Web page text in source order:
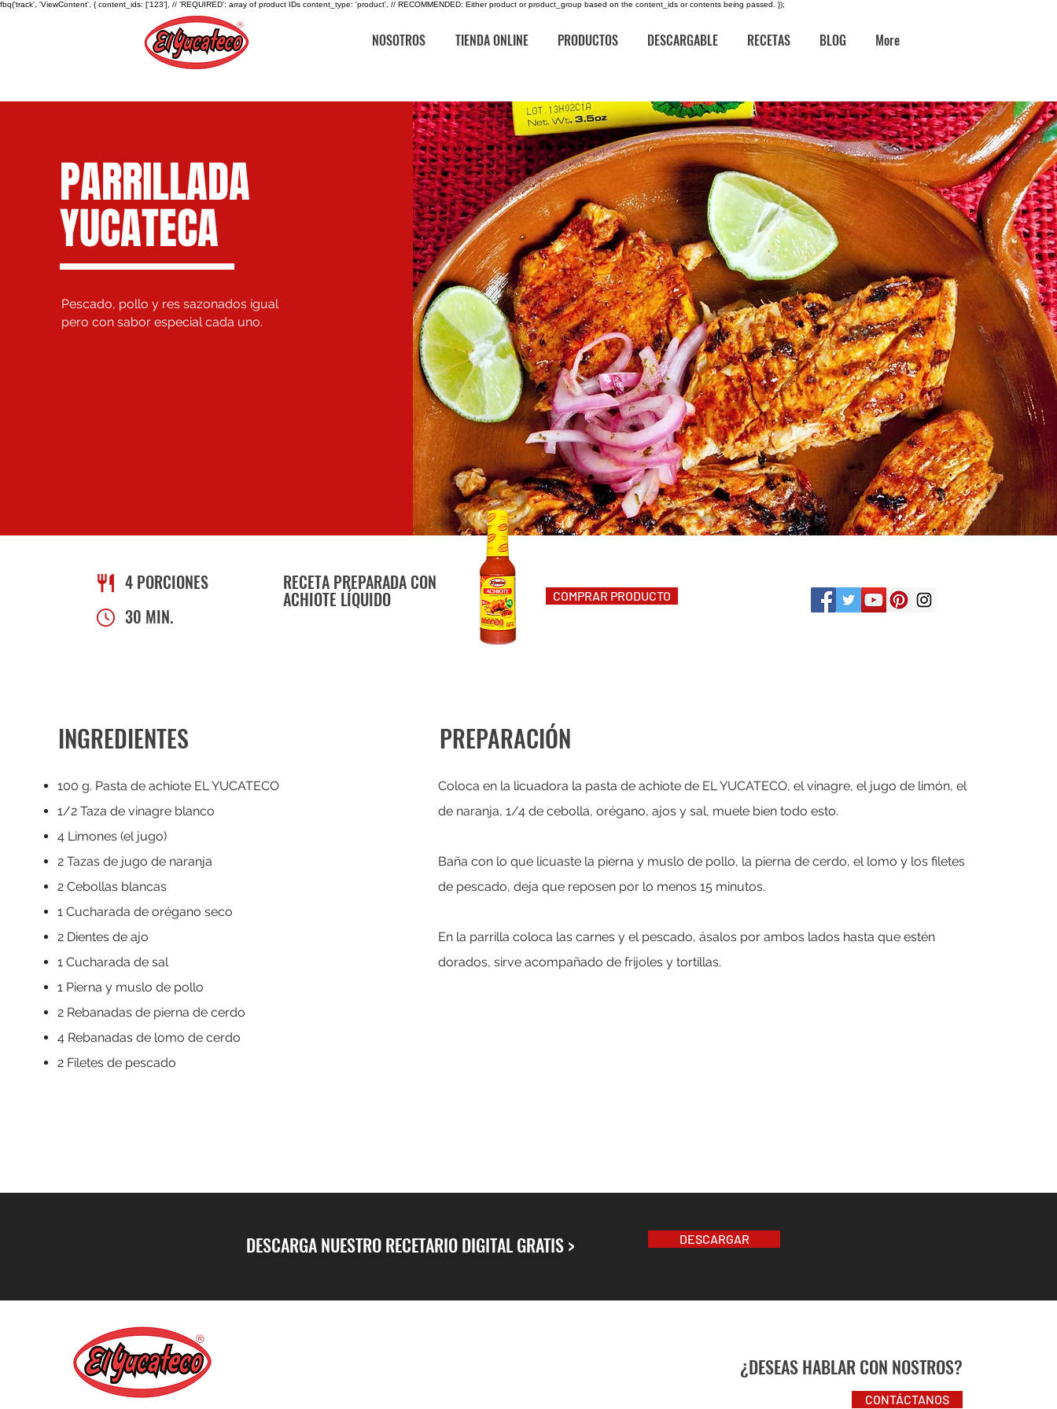
fbq('track', 'ViewContent', { content_ids: ['123'], // 'REQUIRED': array of product IDs content_type: 'product', // RECOMMENDED: Either product or product_group based on the content_ids or contents being passed. });
NOSOTROS TIENDA ONLINE PRODUCTOS DESCARGABLE RECETAS BLOG More
PARRILLADA
YUCATECA
Pescado, pollo y res sazonados igual
pero con sabor especial cada uno.
4 PORCIONES
30 MIN.
RECETA PREPARADA CON
ACHIOTE LÍQUIDO COMPRAR PRODUCTO
INGREDIENTES
100 g. Pasta de achiote EL YUCATECO
1/2 Taza de vinagre blanco
4 Limones (el jugo)
2 Tazas de jugo de naranja
2 Cebollas blancas
1 Cucharada de orégano seco
2 Dientes de ajo
1 Cucharada de sal
1 Pierna y muslo de pollo
2 Rebanadas de pierna de cerdo
4 Rebanadas de lomo de cerdo
2 Filetes de pescado
PREPARACIÓN
Coloca en la licuadora la pasta de achiote de EL YUCATECO, el vinagre, el jugo de limón, el
de naranja, 1/4 de cebolla, orégano, ajos y sal, muele bien todo esto.
Baña con lo que licuaste la pierna y muslo de pollo, la pierna de cerdo, el lomo y los filetes
de pescado, deja que reposen por lo menos 15 minutos.
En la parrilla coloca las carnes y el pescado, ásalos por ambos lados hasta que estén
dorados, sirve acompañado de frijoles y tortillas.
DESCARGAR
DESCARGA NUESTRO RECETARIO DIGITAL GRATIS >
¿DESEAS HABLAR CON NOSTROS?
CONTÁCTANOS